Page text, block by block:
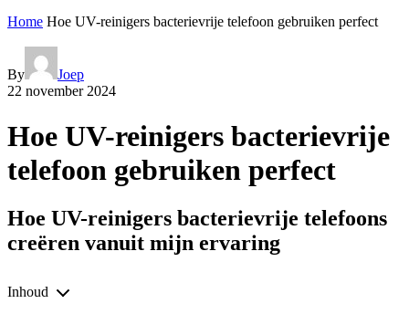
Home Hoe UV-reinigers bacterievrije telefoon gebruiken perfect
By
Joep
22 november 2024
Hoe UV-reinigers bacterievrije
telefoon gebruiken perfect
Hoe UV-reinigers bacterievrije telefoons
creëren vanuit mijn ervaring
Inhoud